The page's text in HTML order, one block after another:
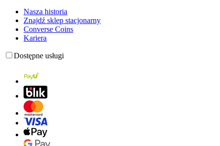
Nasza historia
Znajdź sklep stacjonarny
Converse Coins
Kariera
Dostępne usługi